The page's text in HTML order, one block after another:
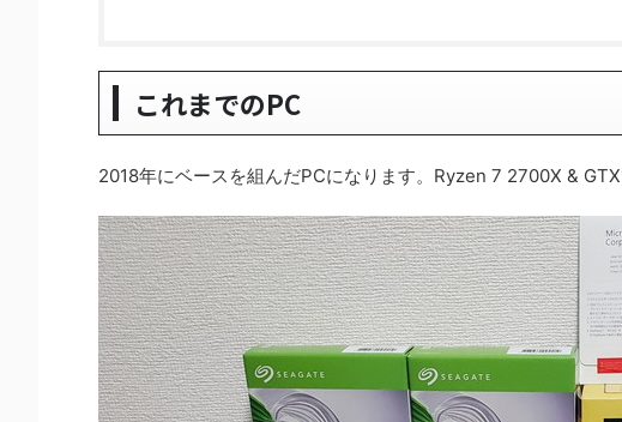
これまでのPC
2018年にベースを組んだPCになります。Ryzen 7 2700X &